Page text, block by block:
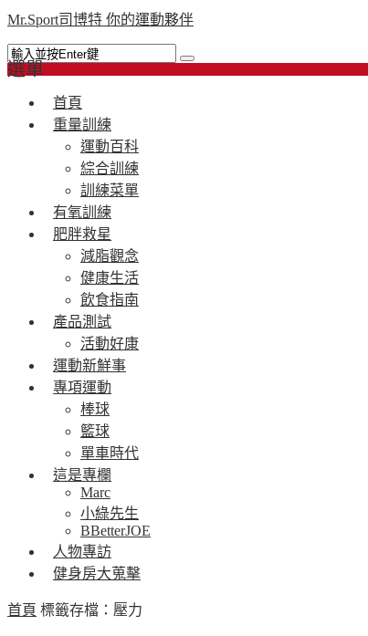
Mr.Sport司博特 你的運動夥伴
選單
首頁
重量訓練
運動百科
綜合訓練
訓練菜單
有氧訓練
肥胖救星
減脂觀念
健康生活
飲食指南
產品測試
活動好康
運動新鮮事
專項運動
棒球
籃球
單車時代
這是專欄
Marc
小綠先生
BBetterJOE
人物專訪
健身房大蒐擊
首頁 標籤存檔：壓力